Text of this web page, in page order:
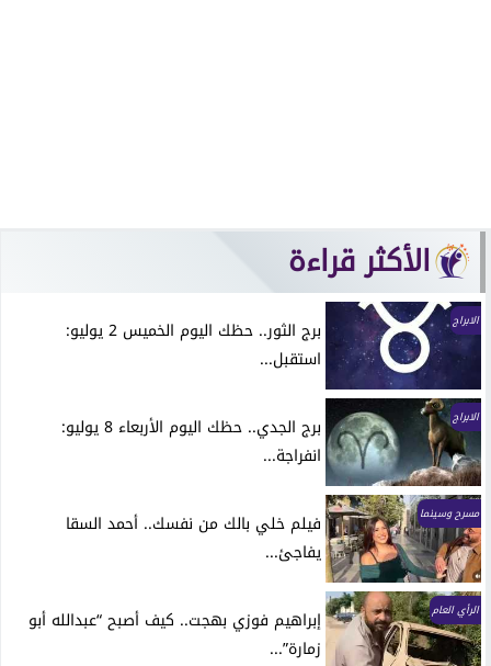
الأكثر قراءة
الابراج
برج الثور.. حظك اليوم الخميس 2 يوليو:
استقبل...
الابراج
برج الجدي.. حظك اليوم الأربعاء 8 يوليو:
انفراجة...
مسرح وسينما
فيلم خلي بالك من نفسك.. أحمد السقا
يفاجئ...
الرأي العام
إبراهيم فوزي بهجت.. كيف أصبح “عبدالله أبو
زمارة”...